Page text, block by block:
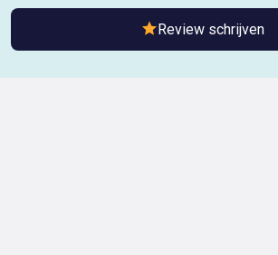
Review schrijven